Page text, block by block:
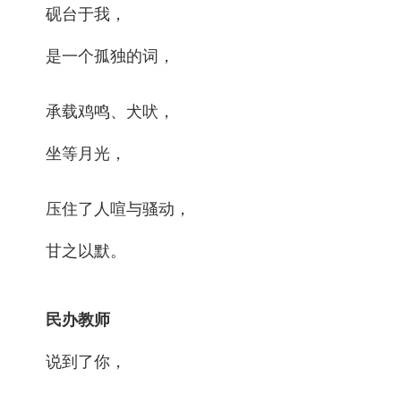
砚台于我，
是一个孤独的词，
承载鸡鸣、犬吠，
坐等月光，
压住了人喧与骚动，
甘之以默。
民办教师
说到了你，